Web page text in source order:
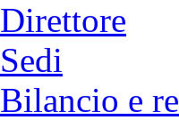
Direttore
Sedi
Bilancio e